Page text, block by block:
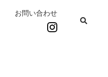
お問い合わせ